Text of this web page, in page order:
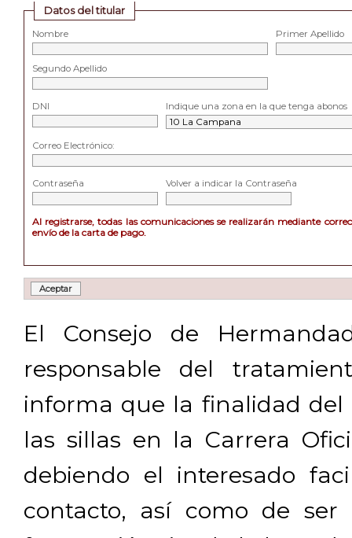
Datos del titular
Nombre Primer Apellido
Segundo Apellido
DNI Indique una zona en la que tenga abonos
Correo Electrónico:
Contraseña Volver a indicar la Contraseña
Al registrarse, todas las comunicaciones se realizarán mediante
envío de la carta de pago.
El Consejo de
responsable del
informa que la finalidad del
las sillas en la Carrera
debiendo el interesado
contacto, así como de ser